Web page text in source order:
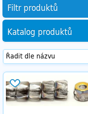
Filtr produktů
Katalog produktů